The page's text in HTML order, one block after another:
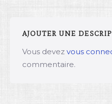
AJOUTER UNE
Vous devez vous
commentaire.